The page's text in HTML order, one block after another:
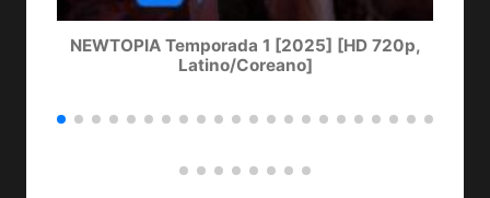
NEWTOPIA Temporada 1 [2025] [HD 720p,
Latino/Coreano]